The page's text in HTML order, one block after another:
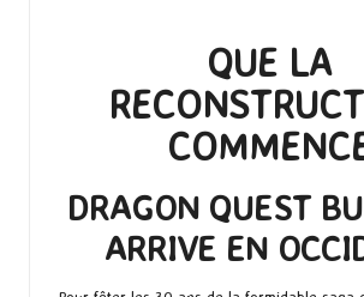
QUE LA
DRAGON QUEST
ARRIVE EN